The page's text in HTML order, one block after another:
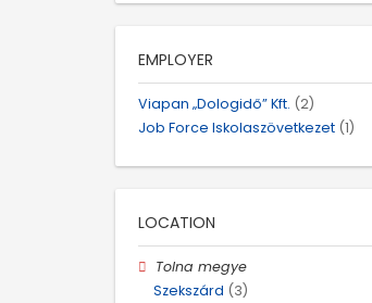
EMPLOYER
Viapan „Dologidő” Kft. (2)
Job Force Iskolaszövetkezet (1)
LOCATION
Tolna megye
Szekszárd (3)